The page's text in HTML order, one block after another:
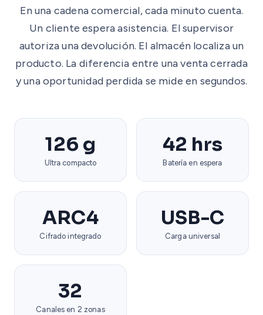
En una cadena comercial, cada minuto cuenta.
Un cliente espera asistencia. El supervisor
autoriza una devolución. El almacén localiza un
producto. La diferencia entre una venta cerrada
y una oportunidad perdida se mide en segundos.
126 g
Ultra compacto
42 hrs
Batería en espera
ARC4
Cifrado integrado
USB-C
Carga universal
32
Canales en 2 zonas